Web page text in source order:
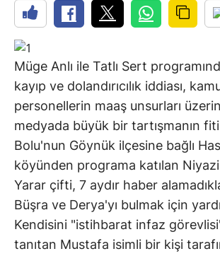
Müge Anlı ile Tatlı Sert
kayıp ve dolandırıcılık iddiası,
personellerin maaş unsurları
medyada büyük bir tartışmanın
Bolu'nun Göynük ilçesine bağlı
köyünden programa katılan
Yarar çifti, 7 aydır haber
Büşra ve Derya'yı bulmak için
Kendisini "istihbarat infaz
tanıtan Mustafa isimli bir kişi